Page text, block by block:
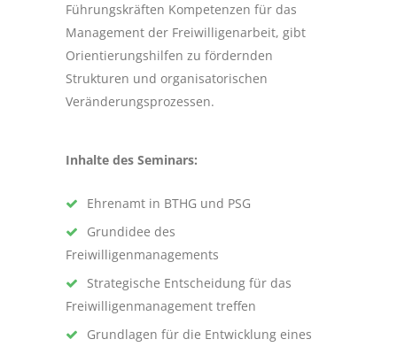
Führungskräften Kompetenzen für das
Management der Freiwilligenarbeit, gibt
Orientierungshilfen zu fördernden
Strukturen und organisatorischen
Veränderungsprozessen.
Inhalte des Seminars:
Ehrenamt in BTHG und PSG
Grundidee des
Freiwilligenmanagements
Strategische Entscheidung für das
Freiwilligenmanagement treffen
Grundlagen für die Entwicklung eines